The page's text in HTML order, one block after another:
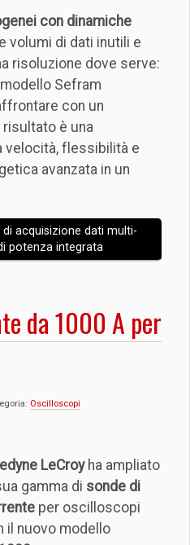
con dinamiche
volumi di dati inutili e
risoluzione dove serve:
Sefram
con un
è una
velocità, flessibilità e
avanzata in un
acquisizione dati multi-
potenza integrata
da 1000 A per
Oscilloscopi
LeCroyha ampliato
gamma di sonde di
per oscilloscopi
il nuovo modello